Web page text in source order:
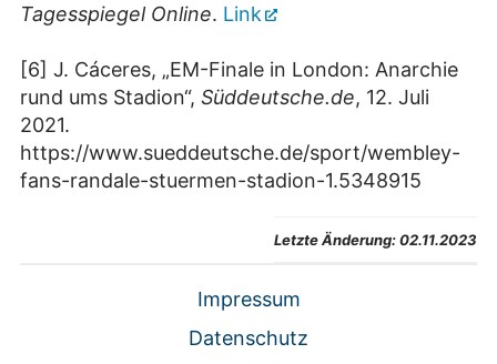
Tagesspiegel Online. Link
[6] J. Cáceres, „EM-Finale in London: Anarchie
rund ums Stadion“, Süddeutsche.de, 12. Juli
2021.
https://www.sueddeutsche.de/sport/wembley-
fans-randale-stuermen-stadion-1.5348915
Letzte Änderung:02.11.2023
Impressum
Datenschutz